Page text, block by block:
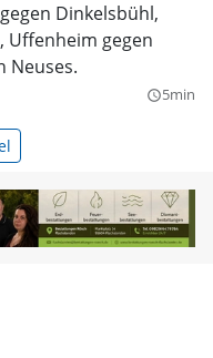
Dinkelsbühl,
Uffenheim gegen
Neuses.
query_builder5min